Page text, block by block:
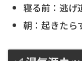
寝る前：逃げ
朝：起きたら